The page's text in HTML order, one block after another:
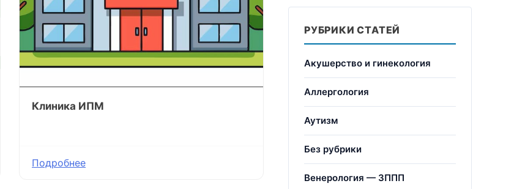
Клиника ИПМ
Подробнее
РУБРИКИ СТАТЕЙ
Акушерство и гинекология
Аллергология
Аутизм
Без рубрики
Венерология — ЗППП